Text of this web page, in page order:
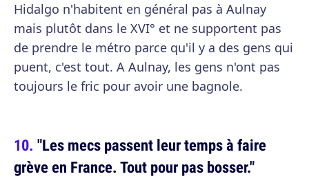
Hidalgo n'habitent en général pas à Aulnay
mais plutôt dans le XVI° et ne supportent pas
de prendre le métro parce qu'il y a des gens qui
puent, c'est tout. A Aulnay, les gens n'ont pas
toujours le fric pour avoir une bagnole.
"Les mecs passent leur temps à faire
grève en France. Tout pour pas bosser."